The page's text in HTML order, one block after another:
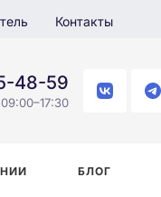
Контакты
48-59
БЛОГ